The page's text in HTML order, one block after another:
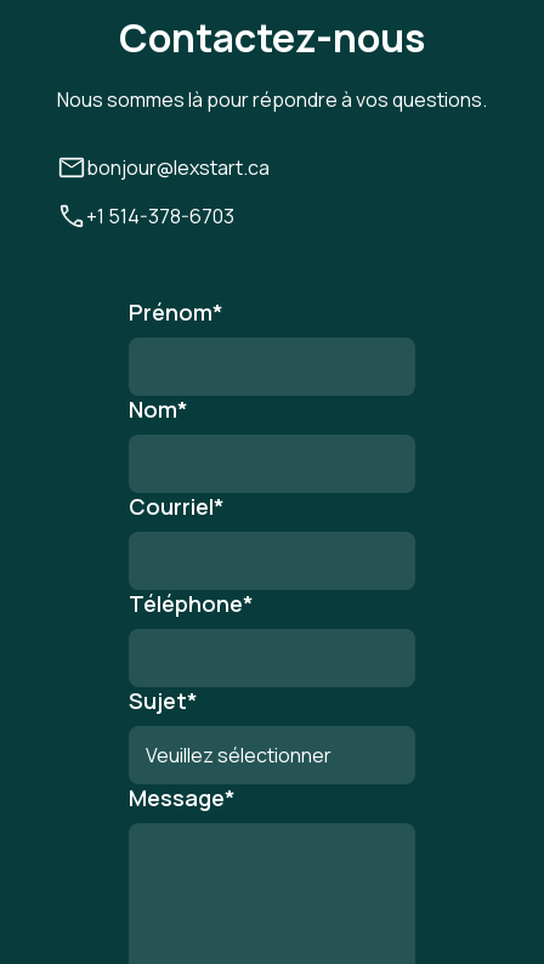
Contactez-nous
Nous sommes là pour répondre à vos questions.
bonjour@lexstart.ca
+1 514-378-6703
Prénom*
Nom*
Courriel*
Téléphone*
Sujet*
Message*